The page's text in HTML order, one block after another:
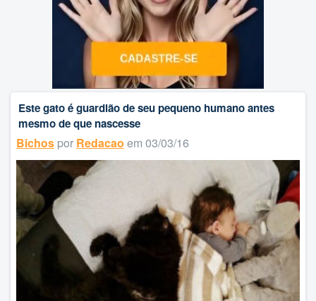
Este gato é guardião de seu pequeno humano antes
mesmo de que nascesse
Bichos por Redacao em 03/03/16